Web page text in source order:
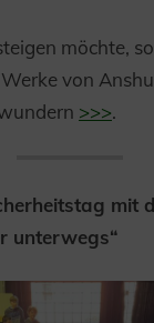
möchte,
von
>>>.
mit
unterwegs“